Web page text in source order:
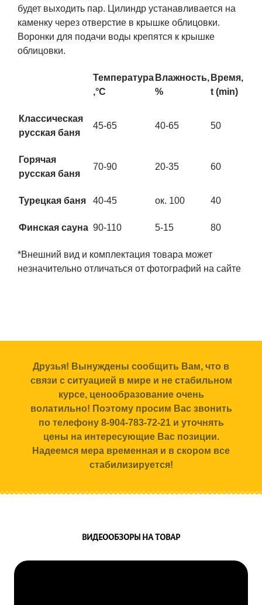
будет выходить пар. Цилиндр устанавливается на
каменку через отверстие в крышке облицовки.
Воронки для подачи воды крепятся к крышке
облицовки.
Температура
,°С
Влажность,
%
Время,
t (min)
Классическая
русская баня
45-65 40-65 50
Горячая
русская баня
70-90 20-35 60
Турецкая баня 40-45 ок. 100 40
Финская сауна 90-110 5-15 80
*Внешний вид и комплектация товара может
незначительно отличаться от фотографий на сайте
Друзья! Вынуждены сообщить Вам, что в
связи с ситуацией в мире и не стабильном
курсе, ценообразование очень
волатильно! Поэтому просим Вас звонить
по телефону 8-904-783-72-21 и уточнять
цены на интересующие Вас позиции.
Надеемся мера временная и в скором все
стабилизируется!
ВИДЕООБЗОРЫ НА ТОВАР